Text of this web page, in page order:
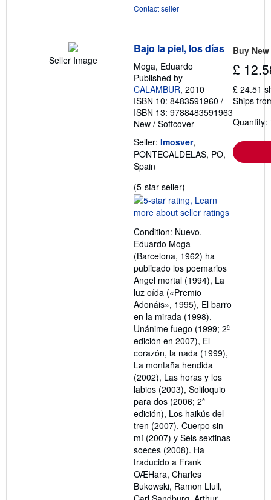
Contact seller
Seller Image
Bajo la piel, los días
Moga, Eduardo
Published by
CALAMBUR, 2010
ISBN 10: 8483591960 /
ISBN 13: 9788483591963
New / Softcover
Seller: Imosver,
PONTECALDELAS, PO,
Spain
(5-star seller)
rating
5
of
5
stars
Condition: Nuevo.
Eduardo Moga
(Barcelona, 1962) ha
publicado los poemarios
Angel mortal (1994), La
luz oída («Premio
Adonáis», 1995), El barro
en la mirada (1998),
Unánime fuego (1999; 2ª
edición en 2007), El
corazón, la nada (1999),
La montaña hendida
(2002), Las horas y los
labios (2003), Soliloquio
para dos (2006; 2ª
edición), Los haikús del
tren (2007), Cuerpo sin
mí (2007) y Seis sextinas
soeces (2008). Ha
traducido a Frank
OÆHara, Charles
Bukowski, Ramon Llull,
Buy New
£
£ 24.51
Ships
Quantity: